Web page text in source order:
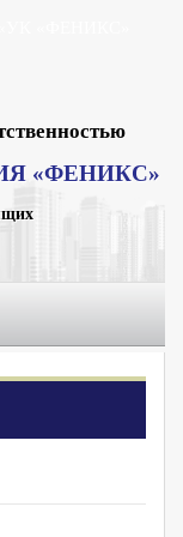
«ФЕНИКС»